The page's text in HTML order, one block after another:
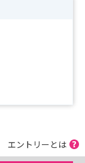
エントリーとは